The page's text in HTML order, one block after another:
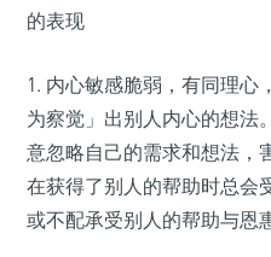
的表现
1. 内心敏感脆弱，有同理心
为察觉」出别人内心的想法
意忽略自己的需求和想法，
在获得了别人的帮助时总会
或不配承受别人的帮助与恩